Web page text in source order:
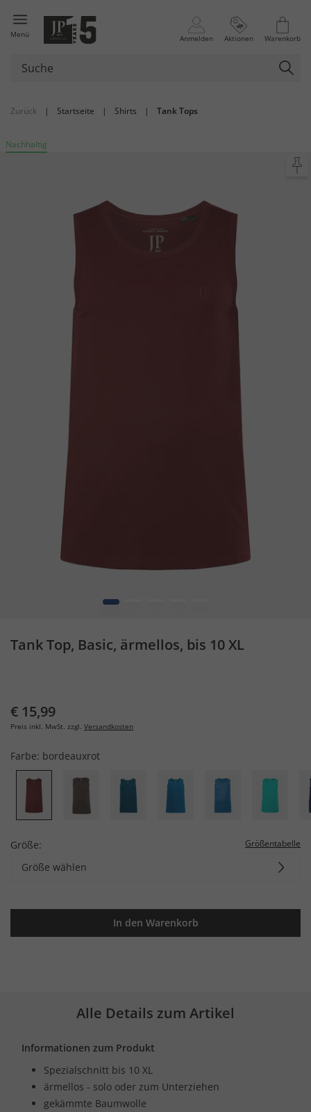
Menü Anmelden Aktionen Warenkorb
Zurück | Startseite | Shirts | Tank Tops
Nachhaltig
1
Tank Top, Basic, ärmellos, bis 10 XL
€ 15,99
Preis inkl. MwSt. zzgl. Versandkosten
Farbe: bordeauxrot
Größe: Größentabelle
Größe wählen
In den Warenkorb
Alle Details zum Artikel
Informationen zum Produkt
Spezialschnitt bis 10 XL
ärmellos - solo oder zum Unterziehen
gekämmte Baumwolle